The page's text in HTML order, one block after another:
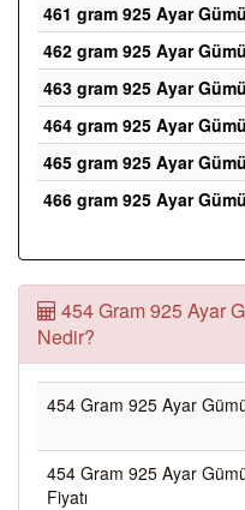
461 gram 925 Ayar
462 gram 925 Ayar
463 gram 925 Ayar
464 gram 925 Ayar
465 gram 925 Ayar
466 gram 925 Ayar
454 Gram 925 Ayar
Nedir?
454 Gram 925 Ayar
454 Gram 925 Ayar
Fiyatı